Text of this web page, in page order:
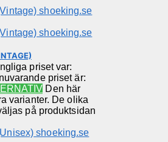
priset var:
priset är:
Den här
varianter. De olika
på produktsidan